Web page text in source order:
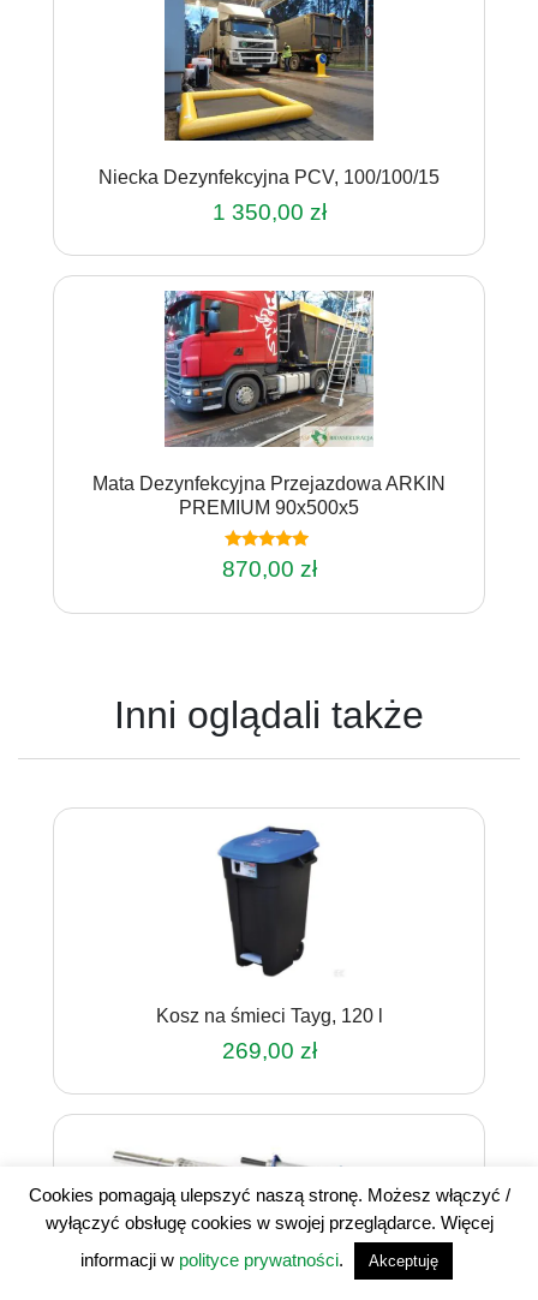
Niecka Dezynfekcyjna PCV, 100/100/15
1 350,00 zł
Mata Dezynfekcyjna Przejazdowa ARKIN
PREMIUM 90x500x5
Oceniono
4.75
870,00 zł
Inni oglądali także
Kosz na śmieci Tayg, 120 l
269,00 zł
Cookies pomagają ulepszyć naszą stronę. Możesz włączyć /
wyłączyć obsługę cookies w swojej przeglądarce. Więcej
informacji w polityce prywatności. Akceptuję